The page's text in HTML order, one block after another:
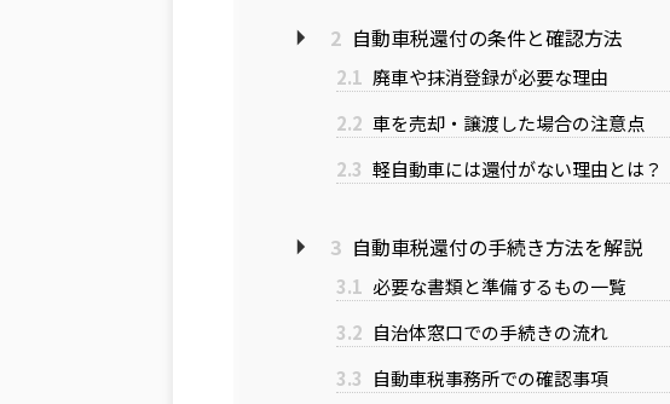
2 自動車税還付の条件と確認方法
2.1 廃車や抹消登録が必要な理由
2.2 車を売却・譲渡した場合の注意点
2.3 軽自動車には還付がない理由とは？
3 自動車税還付の手続き方法を解説
3.1 必要な書類と準備するもの一覧
3.2 自治体窓口での手続きの流れ
3.3 自動車税事務所での確認事項